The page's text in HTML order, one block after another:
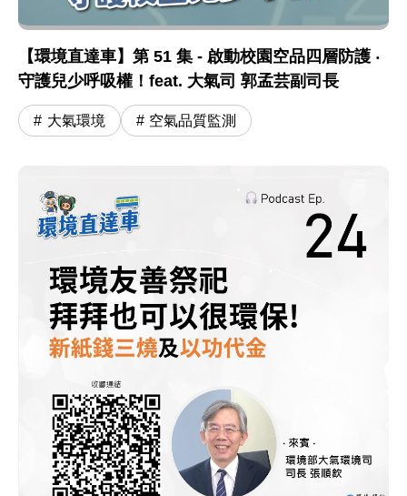
【環境直達車】第 51 集 - 啟動校園空品四層防護 ‧
守護兒少呼吸權！feat. 大氣司 郭孟芸副司長
大氣環境 空氣品質監測